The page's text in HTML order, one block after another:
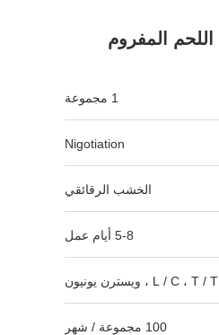
1 مجموعة
Nigotiation
الخشب الرقائقي
5-8 أيام عمل
L / C ، T / T ، ويسترن يونيون
100 مجموعة / شهر